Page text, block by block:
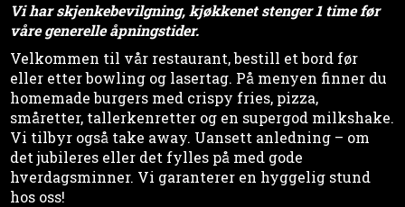
Vi har skjenkebevilgning, kjøkkenet stenger 1 time før
våre generelle åpningstider.
Velkommen til vår restaurant, bestill et bord før
eller etter bowling og lasertag. På menyen finner du
homemade burgers med crispy fries, pizza,
småretter, tallerkenretter og en supergod milkshake.
Vi tilbyr også take away. Uansett anledning – om
det jubileres eller det fylles på med gode
hverdagsminner. Vi garanterer en hyggelig stund
hos oss!